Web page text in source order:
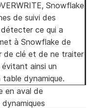
Snowflake
de suivi des
ce qui a
à Snowflake de
de clé et de ne traiter
ainsi un
dynamique.
en aval de